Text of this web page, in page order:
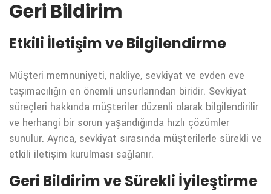
Geri Bildirim
Etkili İletişim ve Bilgilendirme
Müşteri memnuniyeti, nakliye, sevkiyat ve evden eve
taşımacılığın en önemli unsurlarından biridir. Sevkiyat
süreçleri hakkında müşteriler düzenli olarak bilgilendirilir
ve herhangi bir sorun yaşandığında hızlı çözümler
sunulur. Ayrıca, sevkiyat sırasında müşterilerle sürekli ve
etkili iletişim kurulması sağlanır.
Geri Bildirim ve Sürekli İyileştirme